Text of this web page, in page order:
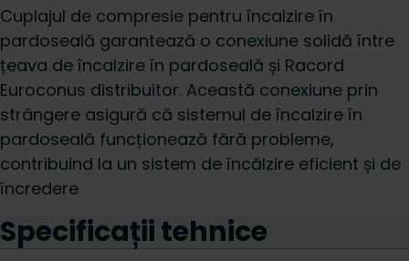
Cuplajul de compresie pentru încalzire în
pardoseală garantează o conexiune solidă între
țeava de încalzire în pardoseală și Racord
Euroconus distribuitor. Această conexiune prin
strângere asigură că sistemul de încalzire în
pardoseală funcționează fără probleme,
contribuind la un sistem de încălzire eficient și de
încredere
Specificații tehnice